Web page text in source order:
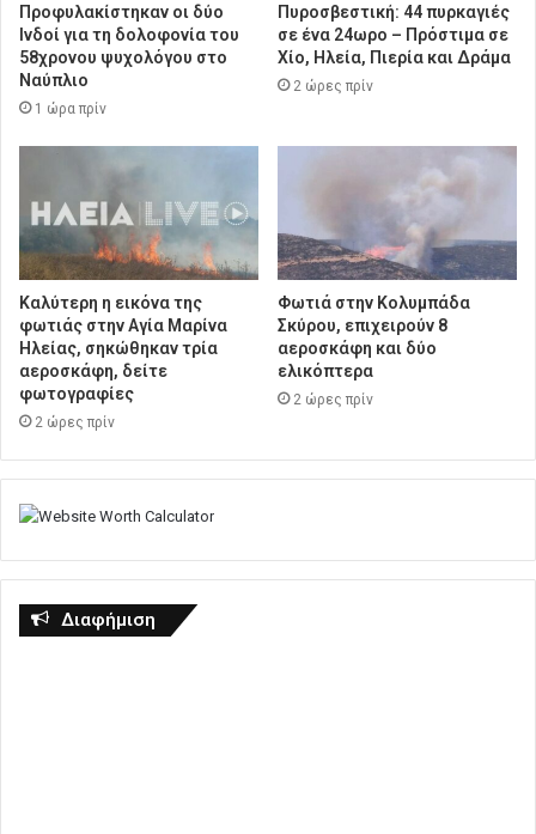
Προφυλακίστηκαν οι δύο
Ινδοί για τη δολοφονία του
58χρονου ψυχολόγου στο
Ναύπλιο
1 ώρα πρίν
Πυροσβεστική: 44 πυρκαγιές
σε ένα 24ωρο – Πρόστιμα σε
Χίο, Ηλεία, Πιερία και Δράμα
2 ώρες πρίν
Καλύτερη η εικόνα της
φωτιάς στην Aγία Μαρίνα
Ηλείας, σηκώθηκαν τρία
αεροσκάφη, δείτε
φωτογραφίες
2 ώρες πρίν
Φωτιά στην Κολυμπάδα
Σκύρου, επιχειρούν 8
αεροσκάφη και δύο
ελικόπτερα
2 ώρες πρίν
Διαφήμιση